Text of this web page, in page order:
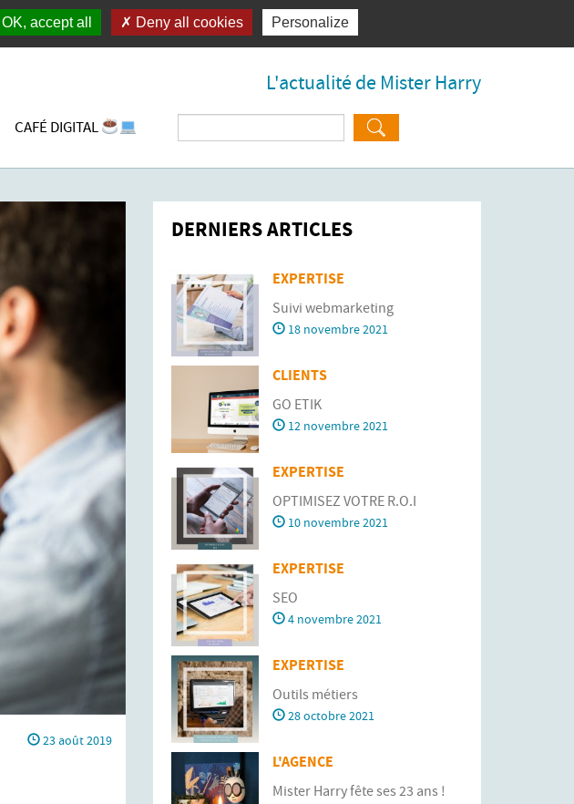
L'actualité de Mister Harry
CAFÉ DIGITAL
Rechercher :
23 août 2019
DERNIERS ARTICLES
EXPERTISE
Suivi webmarketing
18 novembre 2021
CLIENTS
GO ETIK
12 novembre 2021
EXPERTISE
OPTIMISEZ VOTRE R.O.I
10 novembre 2021
EXPERTISE
SEO
4 novembre 2021
EXPERTISE
Outils métiers
28 octobre 2021
L'AGENCE
Mister Harry fête ses 23 ans !
OK, accept all Deny all cookies Personalize